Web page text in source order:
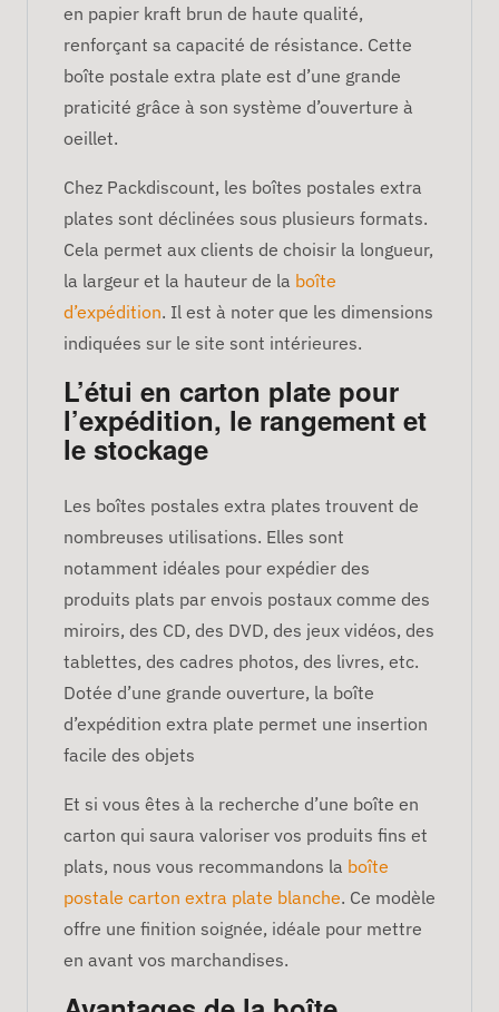
en papier kraft brun de haute qualité,
renforçant sa capacité de résistance. Cette
boîte postale extra plate est d’une grande
praticité grâce à son système d’ouverture à
oeillet.
Chez Packdiscount, les boîtes postales extra
plates sont déclinées sous plusieurs formats.
Cela permet aux clients de choisir la longueur,
la largeur et la hauteur de la boîte
d’expédition. Il est à noter que les dimensions
indiquées sur le site sont intérieures.
L’étui en carton plate pour
l’expédition, le rangement et
le stockage
Les boîtes postales extra plates trouvent de
nombreuses utilisations. Elles sont
notamment idéales pour expédier des
produits plats par envois postaux comme des
miroirs, des CD, des DVD, des jeux vidéos, des
tablettes, des cadres photos, des livres, etc.
Dotée d’une grande ouverture, la boîte
d’expédition extra plate permet une insertion
facile des objets
Et si vous êtes à la recherche d’une boîte en
carton qui saura valoriser vos produits fins et
plats, nous vous recommandons la boîte
postale carton extra plate blanche. Ce modèle
offre une finition soignée, idéale pour mettre
en avant vos marchandises.